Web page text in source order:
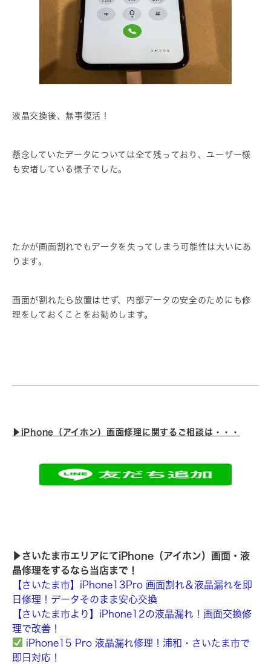
液晶交換後、無事復活！
懸念していたデータについては全て残っており、ユーザー様
も安堵している様子でした。
たかが画面割れでもデータを失ってしまう可能性は大いにあ
ります。
画面が割れたら放置はせず、内部データの安全のためにも修
理をしておくことをお勧めします。
▶︎iPhone（アイホン）画面修理に関するご相談は・・・
▶︎さいたま市エリアにてiPhone（アイホン）画面・液
晶修理をするなら当店まで！
【さいたま市】iPhone13Pro 画面割れ＆液晶漏れを即
日修理！データそのまま安心交換
【さいたま市より】iPhone12の液晶漏れ！画面交換修
理で改善！
iPhone15 Pro 液晶漏れ修理！浦和・さいたま市で
即日対応！